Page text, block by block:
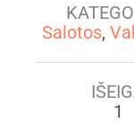
Salotos,
1